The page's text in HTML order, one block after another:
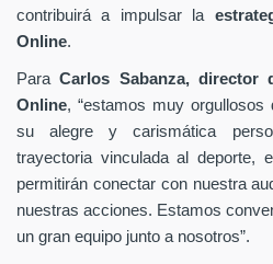
contribuirá a impulsar la
Online.
ParaCarlos Sabanza, director
Online, “estamos muy
su alegre y carismática
trayectoria vinculada al deporte,
permitirán conectar con nuestra
nuestras acciones. Estamos
un gran equipo junto a nosotros”.